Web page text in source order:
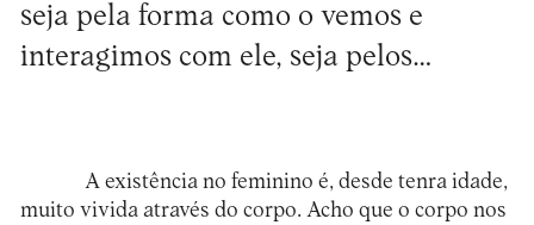
seja pela forma como o vemos e
interagimos com ele, seja pelos…
A existência no feminino é, desde tenra idade,
muito vivida através do corpo. Acho que o corpo nos